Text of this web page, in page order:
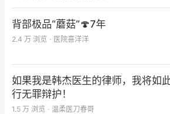
背部极品“蘑菇”🍄7年
2.4 万 浏览 · 医院喜洋洋
如果我是韩杰医生的律师，我将如
行无罪辩护！
1.5 万 浏览 · 温柔医刀春哥